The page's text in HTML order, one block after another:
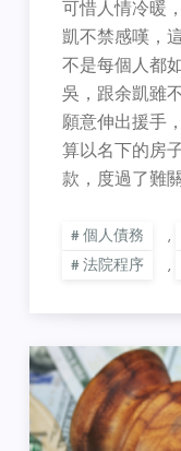
可惜人情冷暖
凱不禁感嘆，
不是每個人都
吳，跟余凱雖
願意伸出援手
算以名下的房
款，度過了難
個人債務 ,
法院程序
,